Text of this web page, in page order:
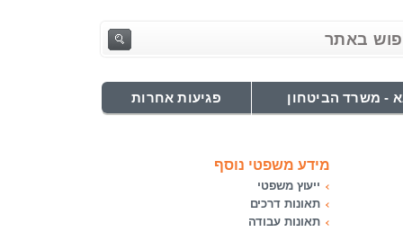
- משרד הביטחון פגיעות אחרות
מידע משפטי נוסף
ייעוץ משפטי
תאונות דרכים
תאונות עבודה